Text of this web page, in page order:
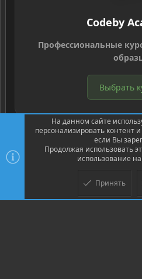
Codeby
Профессиональные
Выбрать
Community platform by XenForo ® ©
© Jason Axelrod of
На данном сайте
персонализировать контент
если Вы
Продолжая использовать
использование
Принять